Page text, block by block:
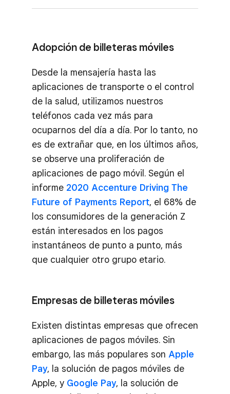
Adopción de billeteras móviles
Desde la mensajería hasta las
aplicaciones de transporte o el control
de la salud, utilizamos nuestros
teléfonos cada vez más para
ocuparnos del día a día. Por lo tanto, no
es de extrañar que, en los últimos años,
se observe una proliferación de
aplicaciones de pago móvil. Según el
informe 2020 Accenture Driving The
Future of Payments Report, el 68% de
los consumidores de la generación Z
están interesados en los pagos
instantáneos de punto a punto, más
que cualquier otro grupo etario.
Empresas de billeteras móviles
Existen distintas empresas que ofrecen
aplicaciones de pagos móviles. Sin
embargo, las más populares son Apple
Pay, la solución de pagos móviles de
Apple, y Google Pay, la solución de